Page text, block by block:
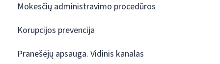
Mokesčių administravimo procedūros
Korupcijos prevencija
Pranešėjų apsauga. Vidinis kanalas